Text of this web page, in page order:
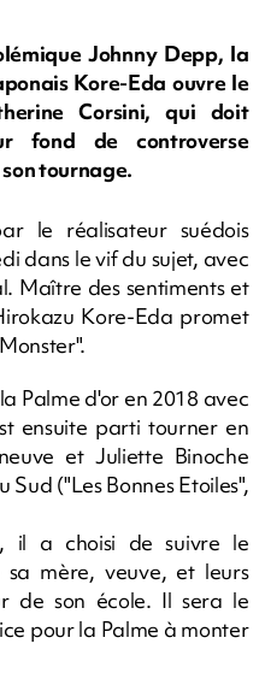
Johnny Depp, la
Kore-Eda ouvre le
Corsini, qui doit
fond de controverse
tournage.
le réalisateur suédois
dans le vif du sujet, avec
Maître des sentiments et
Kore-Eda promet
Palme d'or en 2018 avec
ensuite parti tourner en
et Juliette Binoche
("Les Bonnes Etoiles",
il a choisi de suivre le
mère, veuve, et leurs
de son école. Il sera le
pour la Palme à monter